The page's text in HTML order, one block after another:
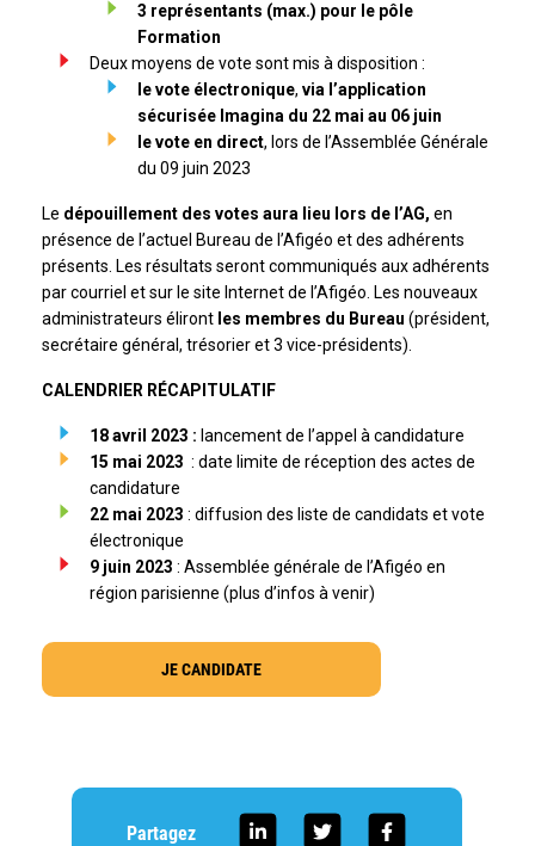
3 représentants (max.) pour le pôle
Formation
Deux moyens de vote sont mis à disposition :
le vote électronique, via l’application
sécurisée Imagina du 22 mai au 06 juin
le vote en direct, lors de l’Assemblée Générale
du 09 juin 2023
Le dépouillement des votes aura lieu lors de l’AG, en
présence de l’actuel Bureau de l’Afigéo et des adhérents
présents. Les résultats seront communiqués aux adhérents
par courriel et sur le site Internet de l’Afigéo. Les nouveaux
administrateurs éliront les membres du Bureau (président,
secrétaire général, trésorier et 3 vice-présidents).
CALENDRIER RÉCAPITULATIF
18 avril 2023 : lancement de l’appel à candidature
15 mai 2023 : date limite de réception des actes de
candidature
22 mai 2023 : diffusion des liste de candidats et vote
électronique
9 juin 2023 : Assemblée générale de l’Afigéo en
région parisienne (plus d’infos à venir)
JE CANDIDATE
Partagez